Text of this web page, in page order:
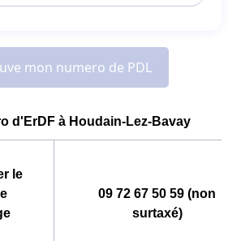
d'ErDF à Houdain-Lez-Bavay
le
09 72 67 50 59 (non
surtaxé)